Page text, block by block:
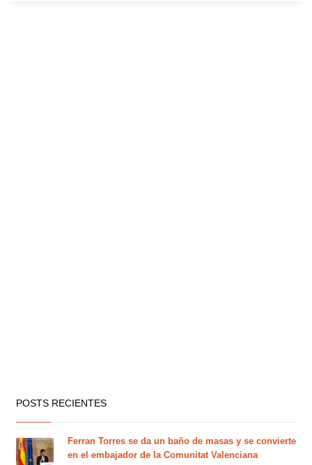
POSTS RECIENTES
Ferran Torres se da un baño de masas y se convierte
en el embajador de la Comunitat Valenciana